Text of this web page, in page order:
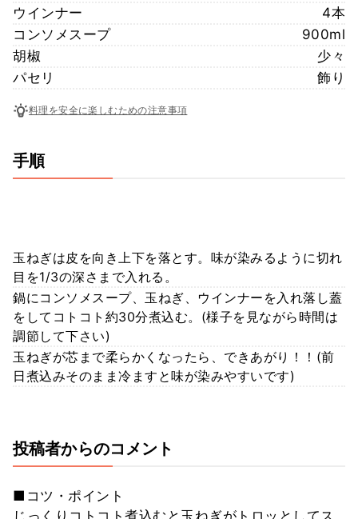
ウインナー
4本
コンソメスープ
900ml
胡椒
少々
パセリ
飾り
料理を安全に楽しむための注意事項
手順
玉ねぎは皮を向き上下を落とす。味が染みるように切れ
目を1/3の深さまで入れる。
鍋にコンソメスープ、玉ねぎ、ウインナーを入れ落し蓋
をしてコトコト約30分煮込む。(様子を見ながら時間は
調節して下さい)
玉ねぎが芯まで柔らかくなったら、できあがり！！(前
日煮込みそのまま冷ますと味が染みやすいです)
投稿者からのコメント
■コツ・ポイント
じっくりコトコト煮込むと玉ねぎがトロッとしてス